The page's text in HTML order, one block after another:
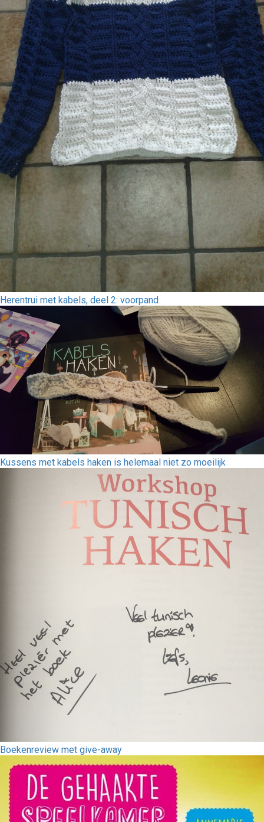
Herentrui met kabels, deel 2: voorpand
Kussens met kabels haken is helemaal niet zo moeilijk
Boekenreview met give-away